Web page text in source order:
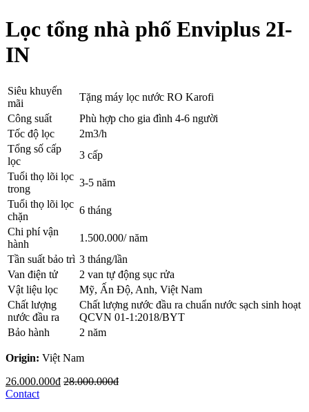
Lọc tổng nhà phố Enviplus 2I-
IN
Siêu khuyến
mãi
Tặng máy lọc nước RO Karofi
Công suất
Phù hợp cho gia đình 4-6 người
Tốc độ lọc
2m3/h
Tổng số cấp
lọc
3 cấp
Tuổi thọ lõi lọc
trong
3-5 năm
Tuổi thọ lõi lọc
chặn
6 tháng
Chi phí vận
hành
1.500.000/ năm
Tần suất bảo trì 3 tháng/lần
Van điện tử
2 van tự động sục rửa
Vật liệu lọc
Mỹ, Ấn Độ, Anh, Việt Nam
Chất lượng
nước đầu ra
Chất lượng nước đầu ra chuẩn nước sạch sinh hoạt
QCVN 01-1:2018/BYT
Bảo hành
2 năm
Origin: Việt Nam
26.000.000đ 28.000.000đ
Contact